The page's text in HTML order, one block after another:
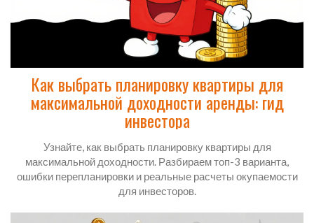
Как выбрать планировку квартиры для
максимальной доходности аренды: гид
инвестора
Узнайте, как выбрать планировку квартиры для
максимальной доходности. Разбираем топ-3 варианта,
ошибки перепланировки и реальные расчеты окупаемости
для инвесторов.